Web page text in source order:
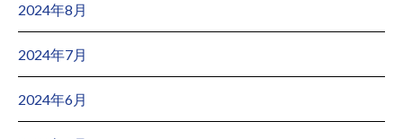
2024年8月
2024年7月
2024年6月